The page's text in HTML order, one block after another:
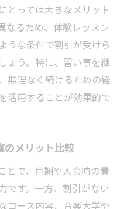
とっては大きなメリット
なるため、体験レッスン
うな条件で割引が受けら
ょう。特に、習い事を継
無理なく続けるための経
活用することが効果的で
のメリット比較
とで、月謝や入会時の費
です。一方、割引がない
コース内容、音楽大学や